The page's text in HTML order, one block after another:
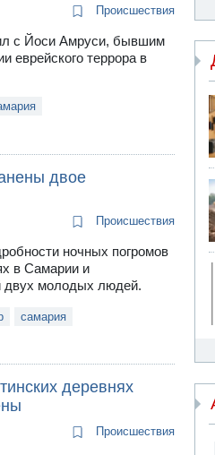
Происшествия
с Йоси Амруси, бывшим
еврейского террора в
двое
Происшествия
ночных погромов
в Самарии и
двух молодых людей.
самария
деревнях
Происшествия